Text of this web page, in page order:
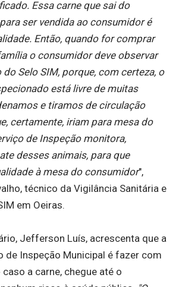
Essa carne que sai do
ser vendida ao consumidor é
Então, quando for comprar
o consumidor deve observar
Selo SIM, porque, com certeza, o
está livre de muitas
e tiramos de circulação
certamente, iriam para mesa do
de Inspeção monitora,
desses animais, para que
à mesa do consumidor",
técnico da Vigilância Sanitária e
em Oeiras.
Jefferson Luís, acrescenta que a
de Inspeção Municipal é fazer com
a carne, chegue até o